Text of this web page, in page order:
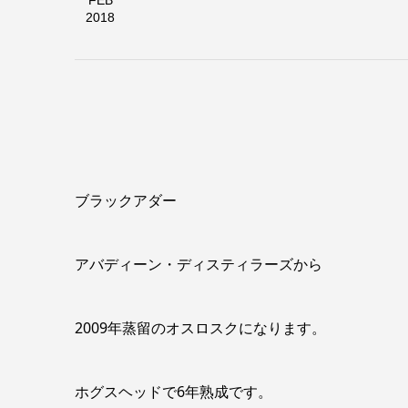
2018
ブラックアダー
アバディーン・ディスティラーズから
2009年蒸留のオスロスクになります。
ホグスヘッドで6年熟成です。